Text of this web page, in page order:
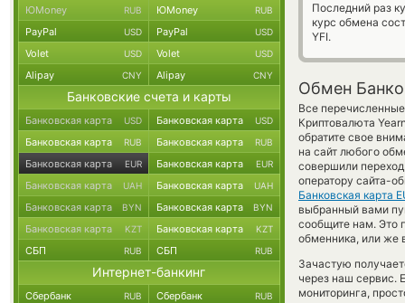
Последний раз
курс обмена
YFI.
Обмен
Все
Криптовалюта
обратите свое
на сайт любого
совершили
оператору сайта-
Банковская карта
выбранный вами
сообщите нам. Это
обменника, или же
Зачастую
через наш сервис.
мониторинга,
ЮMoney RUB ЮMoney RUB
PayPal USD PayPal USD
Volet USD Volet USD
Alipay CNY Alipay CNY
Банковские счета и карты
Банковская карта USD Банковская карта USD
Банковская карта RUB Банковская карта RUB
Банковская карта EUR Банковская карта EUR
Банковская карта UAH Банковская карта UAH
Банковская карта BYN Банковская карта BYN
Банковская карта KZT Банковская карта KZT
СБП RUB СБП RUB
Интернет-банкинг
Сбербанк RUB Сбербанк RUB